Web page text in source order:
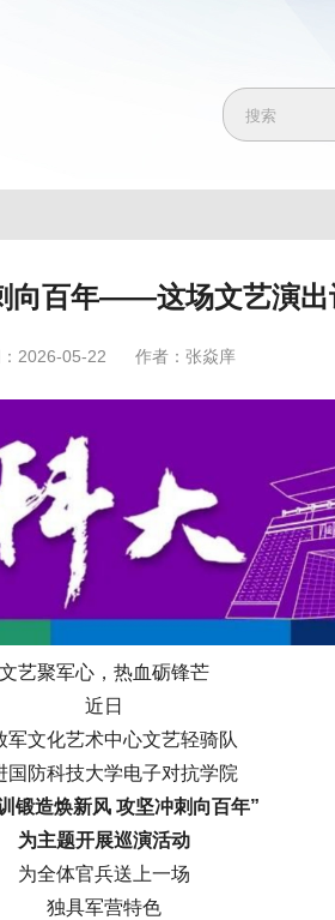
向百年——这场文艺演出
2026-05-22 作者：张焱庠
文艺聚军心，热血砺锋芒
近日
军文化艺术中心文艺轻骑队
国防科技大学电子对抗学院
锻造焕新风 攻坚冲刺向百年”
为主题开展巡演活动
为全体官兵送上一场
独具军营特色